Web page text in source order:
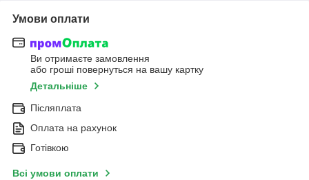
Умови оплати
Ви отримаєте замовлення
або гроші повернуться на вашу картку
Детальніше
Післяплата
Оплата на рахунок
Готівкою
Всі умови оплати